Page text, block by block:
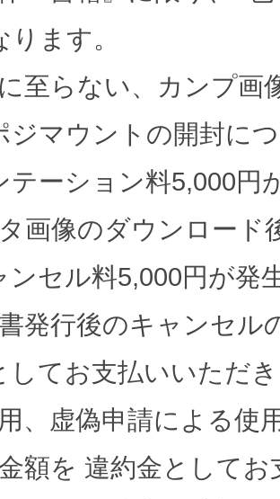
ます。
至らない、カンプ画
ジマウントの開封に
テーション料5,000円
画像のダウンロード
ンセル料5,000円が発
発行後のキャンセル
してお支払いいただ
、虚偽申請による使
額を 違約金として